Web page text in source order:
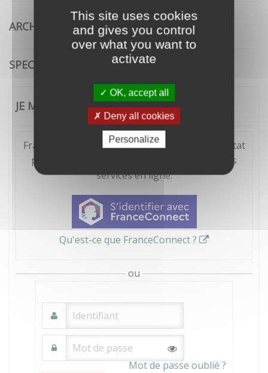
This site uses cookies
and gives you control
over what you want to
activate
OK, accept all
Deny all cookies
Personalize
ARCHITECTURE
SPECTACLE VIVANT
JE ME CONNECTE
FranceConnect est la solution proposée par l'Etat
pour sécuriser et simplifier la connexion à vos
services en ligne.
Qu'est-ce que FranceConnect ?
ou
Mot de passe oublié ?